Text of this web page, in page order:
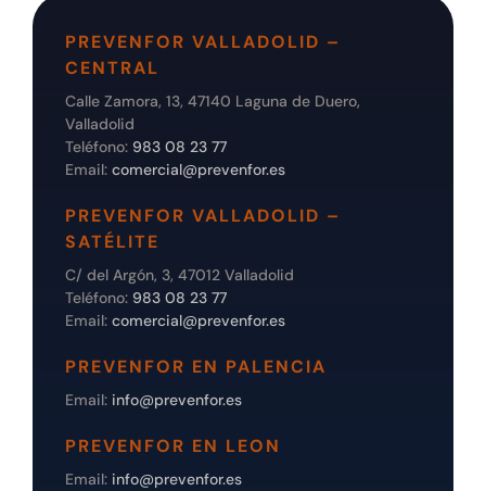
PREVENFOR VALLADOLID –
CENTRAL
Calle Zamora, 13, 47140 Laguna de Duero,
Valladolid
Teléfono: 983 08 23 77
Email: comercial@prevenfor.es
PREVENFOR VALLADOLID –
SATÉLITE
C/ del Argón, 3, 47012 Valladolid
Teléfono: 983 08 23 77
Email: comercial@prevenfor.es
PREVENFOR EN PALENCIA
Email: info@prevenfor.es
PREVENFOR EN LEON
Email: info@prevenfor.es